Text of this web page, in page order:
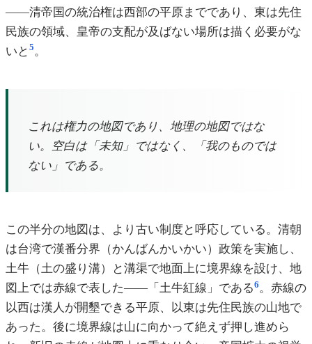
——清帝国の統治権は西部の平原までであり、東は先住
民族の領域、皇帝の支配が及ばない場所は描く必要がな
いと 5 。
これは権力の地図であり、地理の地図ではな
い。空白は「未知」ではなく、「我のものでは
ない」である。
この半分の地図は、より古い制度と呼応している。清朝
は台湾で漢番分界（かんばんかいかい）政策を実施し、
土牛（土の盛り溝）と溝渠で地面上に境界線を設け、地
図上では赤線で表した——「土牛紅線」である6。赤線の
以西は漢人が開墾できる平原、以東は先住民族の山地で
あった。後に境界線は山に向かって絶えず押し進めら